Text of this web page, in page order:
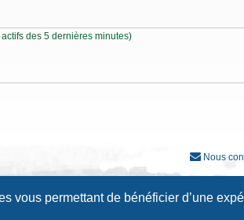
vous permettant de bénéficier d’une
des 5 dernières minutes)
Nous
française officielle©Qiaeru